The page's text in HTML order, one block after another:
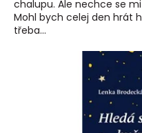
chalupu. Ale nechce se
Mohl bych celej den hrát
třeba...